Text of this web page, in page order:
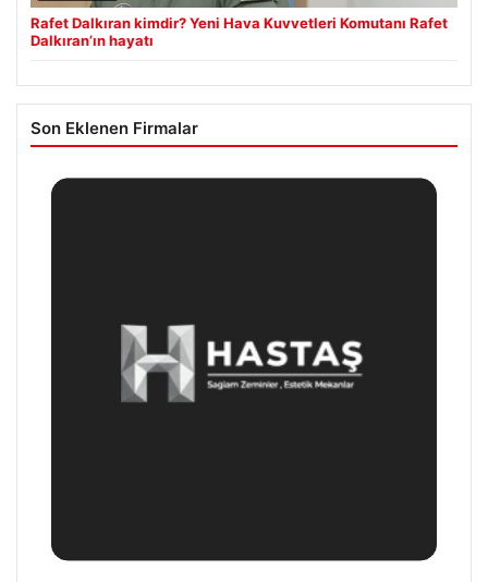
Rafet Dalkıran kimdir? Yeni Hava Kuvvetleri Komutanı Rafet
Dalkıran’ın hayatı
Son Eklenen Firmalar